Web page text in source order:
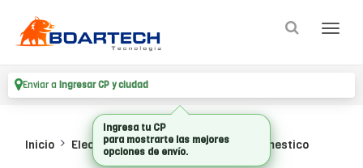
Enviar a Ingresar CP y ciudad
Inicio Electrodomesticos Peq Electrodomestico
Ingresa tu CP
para mostrarte las mejores
opciones de envío.